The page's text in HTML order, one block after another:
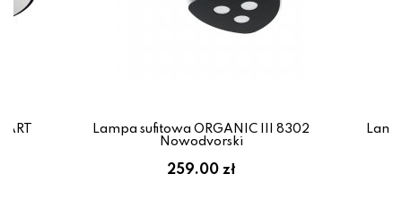
Lampa sufitowa ORGANIC III 8302
Nowodvorski
259.00 zł